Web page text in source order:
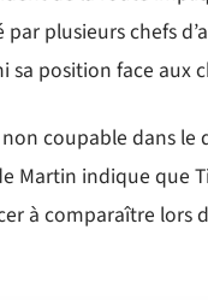
par plusieurs chefs
position face aux
coupable dans
Martin indique que
à comparaître lors